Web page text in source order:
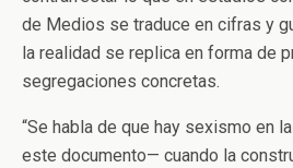
de Medios se traduce en cifras y
la realidad se replica en forma de
segregaciones concretas.
“Se habla de que hay sexismo en
este documento— cuando la